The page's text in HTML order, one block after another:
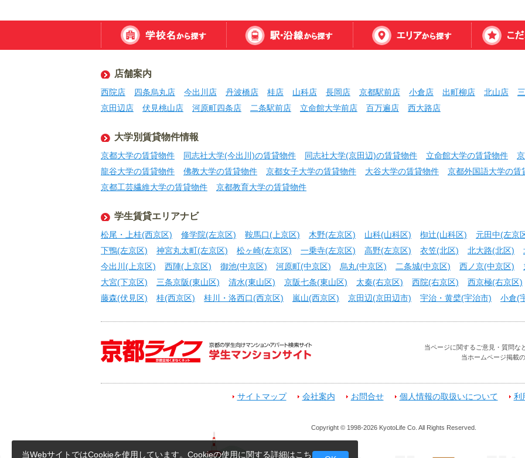
当WebサイトではCookieを使用しています。Cookieの使用に関する詳細はこち
店舗案内
西院店 四条烏丸店 今出川店 丹波橋店 桂店 山科店 長岡店 京都駅前店 小倉店 出町柳店 北山店
京田辺店
伏見桃山店 河原町四条店 二条駅前店 立命館大学前店 百万遍店 西大路店
大学別賃貸物件情報
京都大学の賃貸物件 同志社大学(今出川)の賃貸物件 同志社大学(京田辺)の賃貸物件 立命館大学の賃貸物件
龍谷大学の賃貸物件
佛教大学の賃貸物件 京都女子大学の賃貸物件 大谷大学の賃貸物件 京都外国語大学の賃
京都工芸繊維大学の賃貸物件
京都教育大学の賃貸物件
学生賃貸エリアナビ
松尾・上桂(西京区) 修学院(左京区) 鞍馬口(上京区) 木野(左京区) 山科(山科区) 椥辻(山科区) 元田中(左京
下鴨(左京区)
神宮丸太町(左京区) 松ヶ崎(左京区) 一乗寺(左京区) 高野(左京区) 衣笠(北区) 北大路(北区)
今出川(上京区)
西陣(上京区) 御池(中京区) 河原町(中京区) 烏丸(中京区) 二条城(中京区) 西ノ京(中京区)
大宮(下京区)
三条京阪(東山区) 清水(東山区) 京阪七条(東山区) 太秦(右京区) 西院(右京区) 西京極(右京区)
藤森(伏見区)
桂(西京区) 桂川・洛西口(西京区) 嵐山(西京区) 京田辺(京田辺市) 宇治・黄檗(宇治市) 小倉(
当ページに関するご意見・質問な
当ホームページ掲載
サイトマップ 会社案内 お問合せ 個人情報の取扱いについて 利
Copyright © 1998-2026 KyotoLife Co. All Rights Reserved.